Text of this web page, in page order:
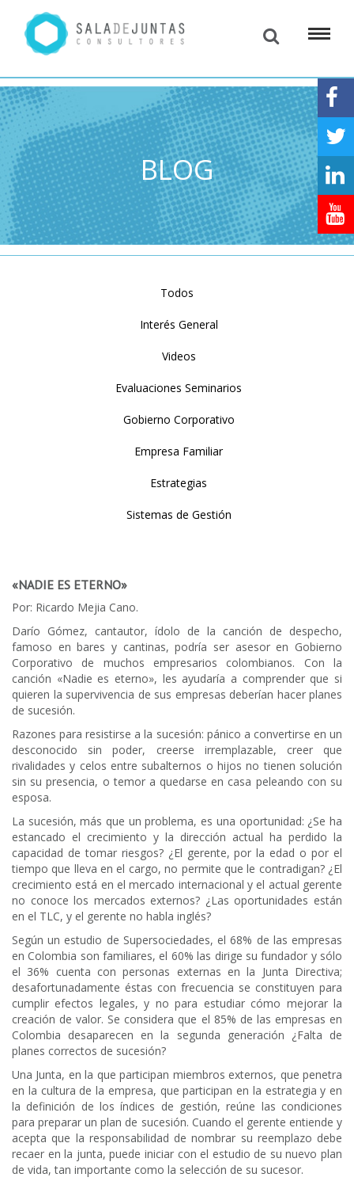
BLOG
Todos
Interés General
Videos
Evaluaciones Seminarios
Gobierno Corporativo
Empresa Familiar
Estrategias
Sistemas de Gestión
«NADIE ES ETERNO»
Por: Ricardo Mejia Cano.
Darío Gómez, cantautor, ídolo de la canción de despecho,
famoso en bares y cantinas, podría ser asesor en Gobierno
Corporativo de muchos empresarios colombianos. Con la
canción «Nadie es eterno», les ayudaría a comprender que si
quieren la supervivencia de sus empresas deberían hacer planes
de sucesión.
Razones para resistirse a la sucesión: pánico a convertirse en un
desconocido sin poder, creerse irremplazable, creer que
rivalidades y celos entre subalternos o hijos no tienen solución
sin su presencia, o temor a quedarse en casa peleando con su
esposa.
La sucesión, más que un problema, es una oportunidad: ¿Se ha
estancado el crecimiento y la dirección actual ha perdido la
capacidad de tomar riesgos? ¿El gerente, por la edad o por el
tiempo que lleva en el cargo, no permite que le contradigan? ¿El
crecimiento está en el mercado internacional y el actual gerente
no conoce los mercados externos? ¿Las oportunidades están
en el TLC, y el gerente no habla inglés?
Según un estudio de Supersociedades, el 68% de las empresas
en Colombia son familiares, el 60% las dirige su fundador y sólo
el 36% cuenta con personas externas en la Junta Directiva;
desafortunadamente éstas con frecuencia se constituyen para
cumplir efectos legales, y no para estudiar cómo mejorar la
creación de valor. Se considera que el 85% de las empresas en
Colombia desaparecen en la segunda generación ¿Falta de
planes correctos de sucesión?
Una Junta, en la que participan miembros externos, que penetra
en la cultura de la empresa, que participan en la estrategia y en
la definición de los índices de gestión, reúne las condiciones
para preparar un plan de sucesión. Cuando el gerente entiende y
acepta que la responsabilidad de nombrar su reemplazo debe
recaer en la junta, puede iniciar con el estudio de su nuevo plan
de vida, tan importante como la selección de su sucesor.